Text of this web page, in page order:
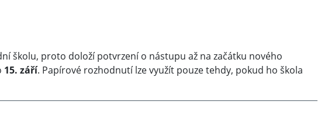
školu, proto doloží potvrzení o nástupu až na začátku nového
15. září. Papírové rozhodnutí lze využít pouze tehdy, pokud ho škola